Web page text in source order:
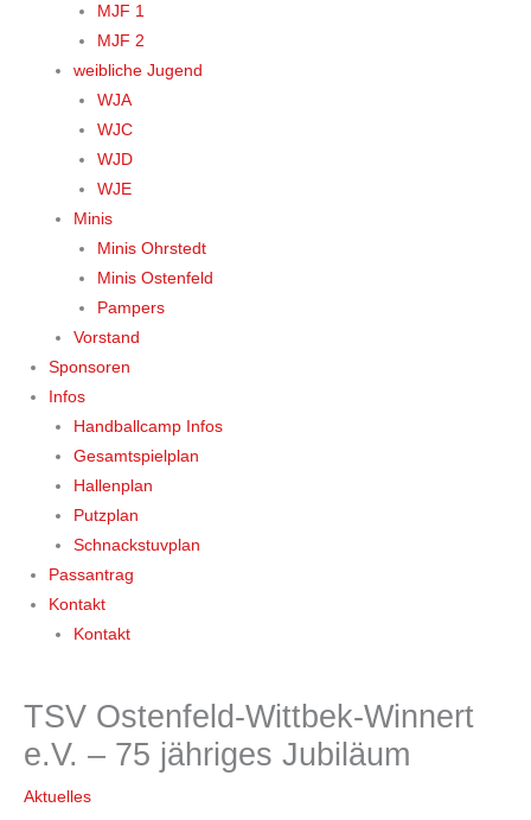
MJF 1
MJF 2
weibliche Jugend
WJA
WJC
WJD
WJE
Minis
Minis Ohrstedt
Minis Ostenfeld
Pampers
Vorstand
Sponsoren
Infos
Handballcamp Infos
Gesamtspielplan
Hallenplan
Putzplan
Schnackstuvplan
Passantrag
Kontakt
Kontakt
TSV Ostenfeld-Wittbek-Winnert
e.V. – 75 jähriges Jubiläum
Aktuelles